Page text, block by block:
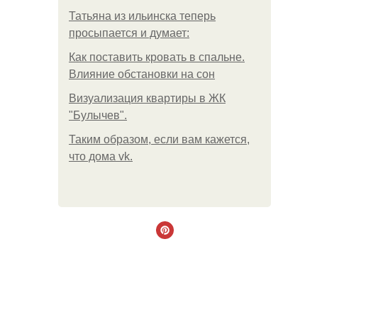
Татьяна из ильинска теперь
просыпается и думает:
Как поставить кровать в спальне.
Влияние обстановки на сон
Визуализация квартиры в ЖК
"Булычев".
Таким образом, если вам кажется,
что дома vk.